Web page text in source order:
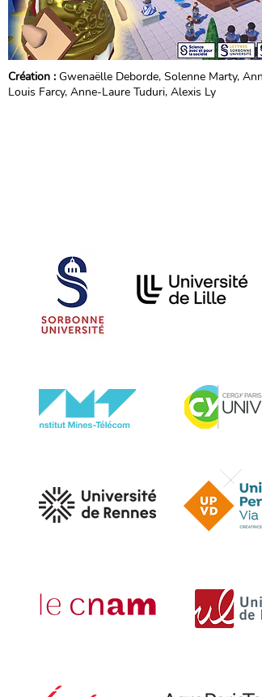
Création : Gwenaëlle Deborde, Solenne Marty,
Louis Farcy, Anne-Laure Tuduri, Alexis Ly